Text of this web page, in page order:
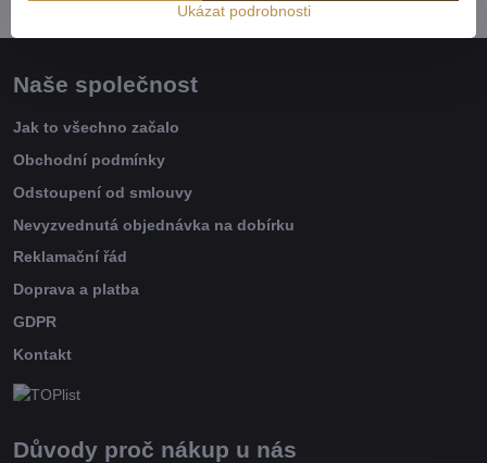
Naše společnost
Jak to všechno začalo
Obchodní podmínky
Odstoupení od smlouvy
Nevyzvednutá objednávka na dobírku
Reklamační řád
Doprava a platba
GDPR
Kontakt
Důvody proč nákup u nás
Ukázat podrobnosti